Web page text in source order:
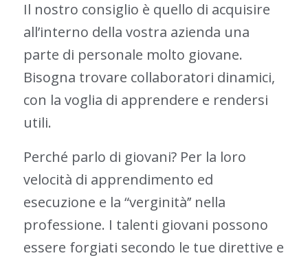
Il nostro consiglio è quello di acquisire
all’interno della vostra azienda una
parte di personale molto giovane.
Bisogna trovare collaboratori dinamici,
con la voglia di apprendere e rendersi
utili.
Perché parlo di giovani? Per la loro
velocità di apprendimento ed
esecuzione e la “verginità’’ nella
professione. I talenti giovani possono
essere forgiati secondo le tue direttive e